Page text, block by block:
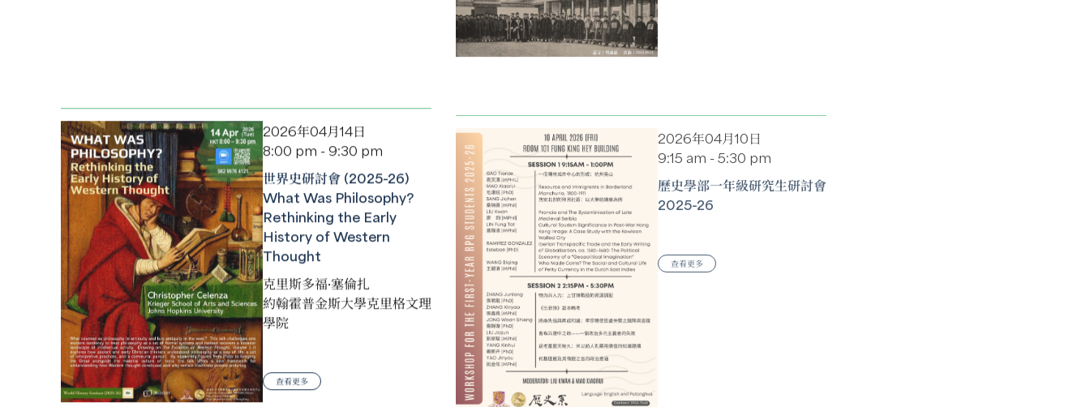
2026年04月14日
8:00 pm - 9:30 pm
世界史研討會 (2025-26)
What Was Philosophy?
Rethinking the Early
History of Western
Thought
克里斯多福·塞倫扎
約翰霍普金斯大學克里格文理
學院
查看更多
9:15 am - 5:30 pm
2025-26
查看更多